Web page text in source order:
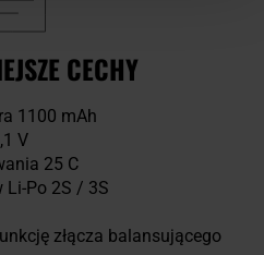
CECHY
1100 mAh
V
25 C
Li-Po 2S / 3S
złącza balansującego